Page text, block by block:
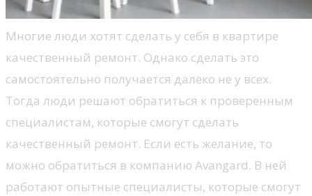
Многие люди хотят сделать у себя в квартире
качественный ремонт. Однако сделать это
самостоятельно получается далеко не у всех.
Тогда люди решают обратиться к проверенным
специалистам, которые смогут сделать
качественный ремонт. Если есть желание, то
можно обратиться в компанию Avangard. В ней
работают опытные специалисты, которые смогут